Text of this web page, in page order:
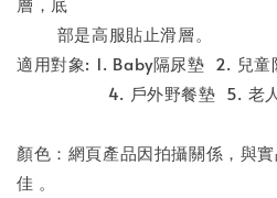
部是高服貼止滑層。
適用對象: 1. Baby隔尿墊 2. 兒
4. 戶外野餐墊 5. 老人
顏色：網頁產品因拍攝關係，與
佳 。